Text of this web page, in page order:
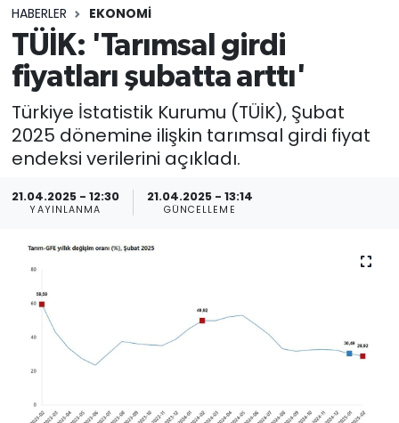
HABERLER EKONOMİ
TÜİK: 'Tarımsal girdi
fiyatları şubatta arttı'
Türkiye İstatistik Kurumu (TÜİK), Şubat
2025 dönemine ilişkin tarımsal girdi fiyat
endeksi verilerini açıkladı.
21.04.2025 - 12:30
YAYINLANMA
21.04.2025 - 13:14
GÜNCELLEME
EĞİTİM
SİYASET
MAGAZİN
Tüm Manşetler
Son Dakika Haberleri
Haber Arşivi